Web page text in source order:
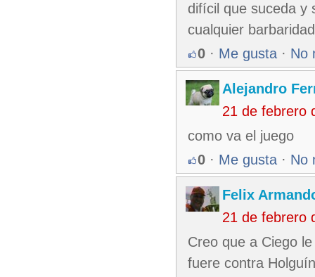
difícil que suceda y
cualquier
0 · Me gusta · No
Alejandro
21 de febrero
como va el juego
0 · Me gusta · No
Felix
21 de febrero
Creo que a Ciego
fuere contra